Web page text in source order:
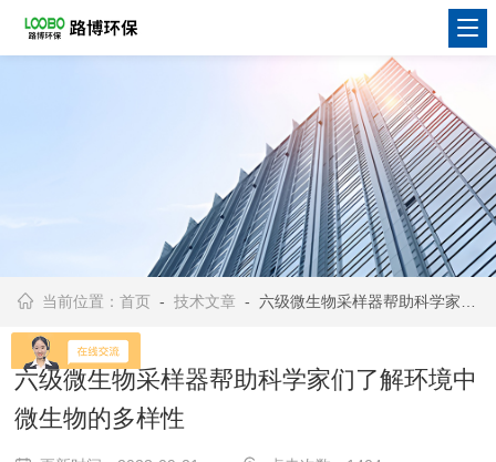
当前位置：首页 -技术文章 - 六级微生物采样器帮助科学家们了解环境中微生物的多样性
六级微生物采样器帮助科学家们了解环境中
微生物的多样性